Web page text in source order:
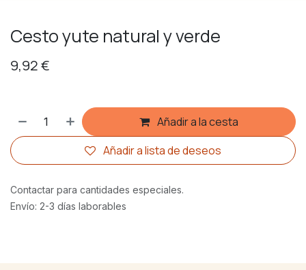
Cesto yute natural y verde
9,92€
Añadir a la cesta
Añadir a lista de deseos
Contactar para cantidades especiales.
Envío: 2-3 días laborables